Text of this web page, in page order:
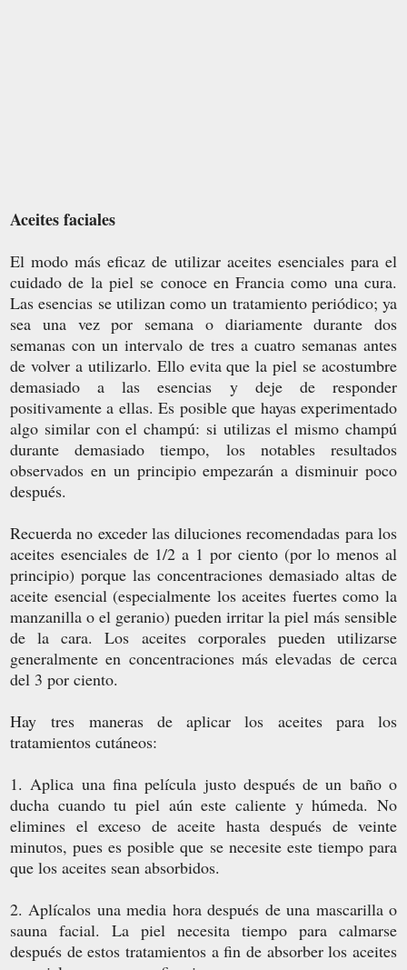
Aceites faciales
El modo más eficaz de utilizar aceites esenciales para el
cuidado de la piel se conoce en Francia como una cura.
Las esencias se utilizan como un tratamiento periódico; ya
sea una vez por semana o diariamente durante dos
semanas con un intervalo de tres a cuatro semanas antes
de volver a utilizarlo. Ello evita que la piel se acostumbre
demasiado a las esencias y deje de responder
positivamente a ellas. Es posible que hayas experimentado
algo similar con el champú: si utilizas el mismo champú
durante demasiado tiempo, los notables resultados
observados en un principio empezarán a disminuir poco
después.
Recuerda no exceder las diluciones recomendadas para los
aceites esenciales de 1/2 a 1 por ciento (por lo menos al
principio) porque las concentraciones demasiado altas de
aceite esencial (especialmente los aceites fuertes como la
manzanilla o el geranio) pueden irritar la piel más sensible
de la cara. Los aceites corporales pueden utilizarse
generalmente en concentraciones más elevadas de cerca
del 3 por ciento.
Hay tres maneras de aplicar los aceites para los
tratamientos cutáneos:
1. Aplica una fina película justo después de un baño o
ducha cuando tu piel aún este caliente y húmeda. No
elimines el exceso de aceite hasta después de veinte
minutos, pues es posible que se necesite este tiempo para
que los aceites sean absorbidos.
2. Aplícalos una media hora después de una mascarilla o
sauna facial. La piel necesita tiempo para calmarse
después de estos tratamientos a fin de absorber los aceites